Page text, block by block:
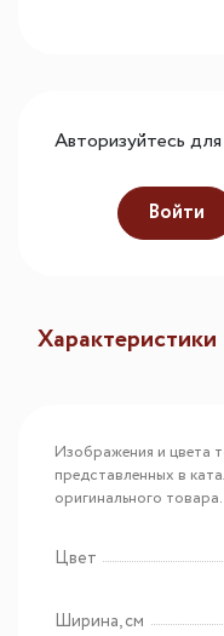
Авторизуйтесь
Войти
Характеристики
Изображения и цвета
представленных в
оригинального товара.
Цвет
Ширина, см